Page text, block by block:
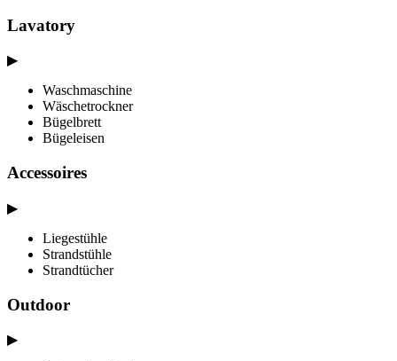
Lavatory
▶
Waschmaschine
Wäschetrockner
Bügelbrett
Bügeleisen
Accessoires
▶
Liegestühle
Strandstühle
Strandtücher
Outdoor
▶